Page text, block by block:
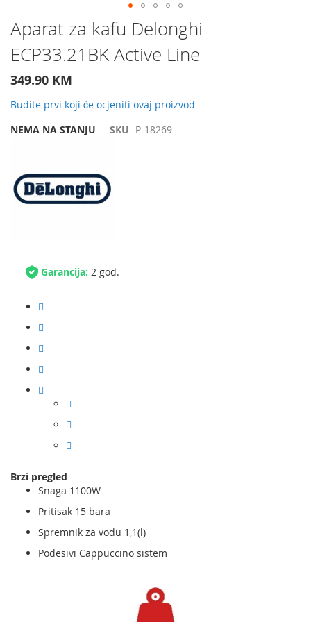
Preskočite
na
početak
galerije
slika
Aparat za kafu Delonghi
ECP33.21BK Active Line
349.90 KM
Budite prvi koji će ocjeniti ovaj proizvod
NEMA NA STANJU
SKU P-18269
Garancija: 2 god.
Brzi pregled
Snaga 1100W
Pritisak 15 bara
Spremnik za vodu 1,1(l)
Podesivi Cappuccino sistem